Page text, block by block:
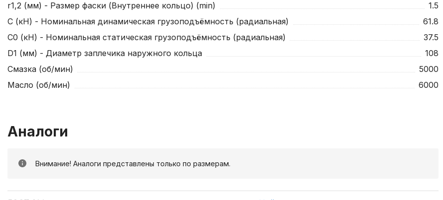
r1,2 (мм) - Размер фаски (Внутреннее кольцо) (min)
1.5
C (кН) - Номинальная динамическая грузоподъёмность (радиальная)
61.8
C0 (кН) - Номинальная статическая грузоподъёмность (радиальная)
37.5
D1 (мм) - Диаметр заплечика наружного кольца
108
Смазка (об/мин)
5000
Масло (об/мин)
6000
Аналоги
Внимание! Аналоги представлены только по размерам.